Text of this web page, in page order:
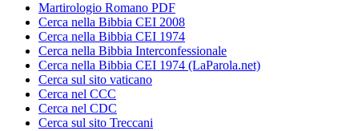
Martirologio Romano PDF
Cerca nella Bibbia CEI 2008
Cerca nella Bibbia CEI 1974
Cerca nella Bibbia Interconfessionale
Cerca nella Bibbia CEI 1974 (LaParola.net)
Cerca sul sito vaticano
Cerca nel CCC
Cerca nel CDC
Cerca sul sito Treccani